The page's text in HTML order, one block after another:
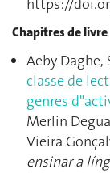
https://
Chapitres de livre
Aeby Daghe,
classe de
genres
Merlin
Vieira
ensinar a